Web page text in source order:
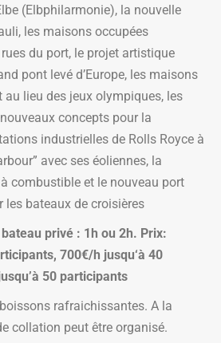
(Elbphilarmonie), la nouvelle
les maisons occupées
du port, le projet artistique
pont levé d’Europe, les maisons
au lieu des jeux olympiques, les
concepts pour la
industrielles de Rolls Royce à
avec ses éoliennes, la
combustible et le nouveau port
les bateaux de croisières
privé : 1h ou 2h. Prix:
700€/h jusqu‘à 40
50 participants
rafraichissantes. A la
collation peut être organisé.